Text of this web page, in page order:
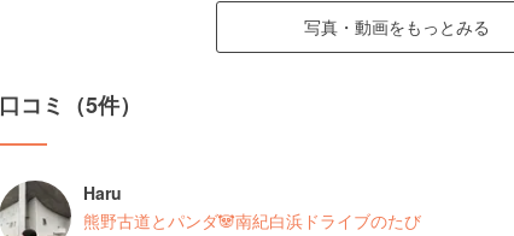
写真・動画をもっとみる
口コミ（5件）
Haru
熊野古道とパンダ🐼南紀白浜ドライブのたび